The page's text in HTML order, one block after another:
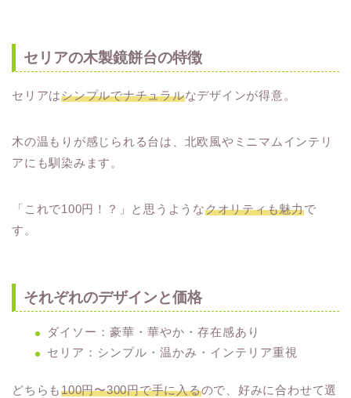
セリアの木製鏡餅台の特徴
セリアはシンプルでナチュラルなデザインが得意。
木の温もりが感じられる台は、北欧風やミニマムインテリ
アにも馴染みます。
「これで100円！？」と思うようなクオリティも魅力で
す。
それぞれのデザインと価格
ダイソー：豪華・華やか・存在感あり
セリア：シンプル・温かみ・インテリア重視
どちらも100円〜300円で手に入るので、好みに合わせて選